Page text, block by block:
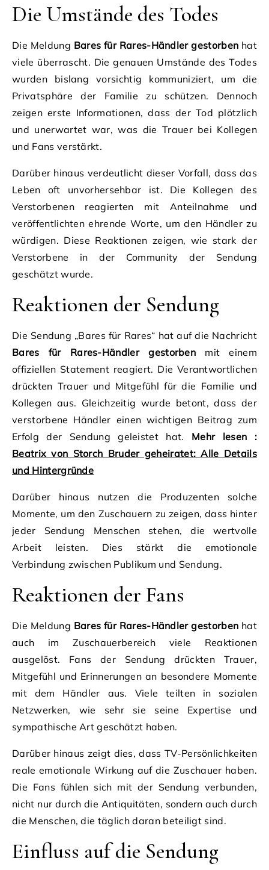
Die Umstände des Todes
Die Meldung Bares für Rares-Händler gestorben hat
viele überrascht. Die genauen Umstände des Todes
wurden bislang vorsichtig kommuniziert, um die
Privatsphäre der Familie zu schützen. Dennoch
zeigen erste Informationen, dass der Tod plötzlich
und unerwartet war, was die Trauer bei Kollegen
und Fans verstärkt.
Darüber hinaus verdeutlicht dieser Vorfall, dass das
Leben oft unvorhersehbar ist. Die Kollegen des
Verstorbenen reagierten mit Anteilnahme und
veröffentlichten ehrende Worte, um den Händler zu
würdigen. Diese Reaktionen zeigen, wie stark der
Verstorbene in der Community der Sendung
geschätzt wurde.
Reaktionen der Sendung
Die Sendung „Bares für Rares“ hat auf die Nachricht
Bares für Rares-Händler gestorben mit einem
offiziellen Statement reagiert. Die Verantwortlichen
drückten Trauer und Mitgefühl für die Familie und
Kollegen aus. Gleichzeitig wurde betont, dass der
verstorbene Händler einen wichtigen Beitrag zum
Erfolg der Sendung geleistet hat. Mehr lesen :
Beatrix von Storch Bruder geheiratet: Alle Details
und Hintergründe
Darüber hinaus nutzen die Produzenten solche
Momente, um den Zuschauern zu zeigen, dass hinter
jeder Sendung Menschen stehen, die wertvolle
Arbeit leisten. Dies stärkt die emotionale
Verbindung zwischen Publikum und Sendung.
Reaktionen der Fans
Die Meldung Bares für Rares-Händler gestorben hat
auch im Zuschauerbereich viele Reaktionen
ausgelöst. Fans der Sendung drückten Trauer,
Mitgefühl und Erinnerungen an besondere Momente
mit dem Händler aus. Viele teilten in sozialen
Netzwerken, wie sehr sie seine Expertise und
sympathische Art geschätzt haben.
Darüber hinaus zeigt dies, dass TV-Persönlichkeiten
reale emotionale Wirkung auf die Zuschauer haben.
Die Fans fühlen sich mit der Sendung verbunden,
nicht nur durch die Antiquitäten, sondern auch durch
die Menschen, die täglich daran beteiligt sind.
Einfluss auf die Sendung